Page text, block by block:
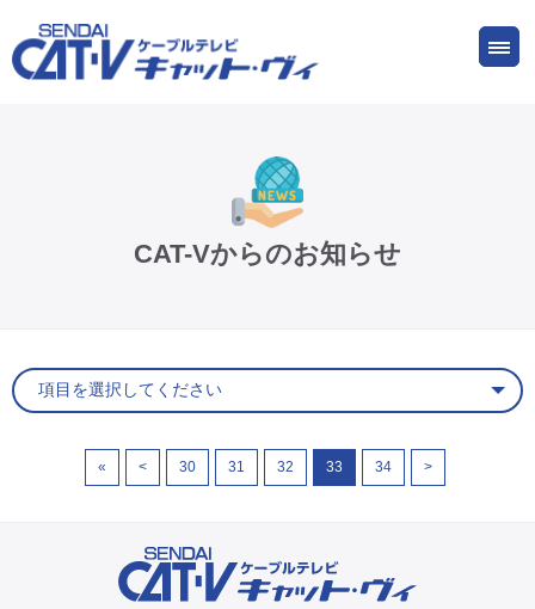
CAT-Vからのお知らせ
« < 30 31 32 33 34 >
仙台CATV キャット・ヴィってなに?
CM・広告掲載